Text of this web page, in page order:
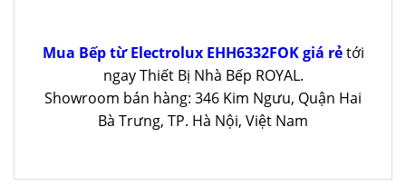
Mua Bếp từ Electrolux EHH6332FOK giá rẻtới
ngay Thiết Bị Nhà Bếp ROYAL.
Showroom bán hàng: 346 Kim Ngưu, Quận Hai
Bà Trưng, TP. Hà Nội, Việt Nam